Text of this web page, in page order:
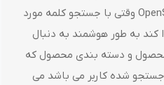
شود و، ولی پلاگین OpenSearch وقتی با جستجو کلمه مورد
کند به طور هوشمند به دنبال
و دسته بندی محصول که
شده کاربر می باشد می